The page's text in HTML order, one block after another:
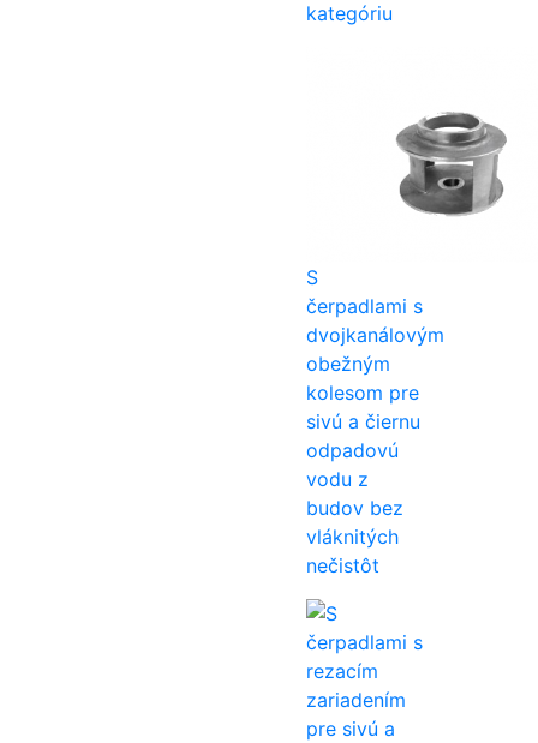
kategóriu
S
čerpadlami s
dvojkanálovým
obežným
kolesom pre
sivú a čiernu
odpadovú
vodu z
budov bez
vláknitých
nečistôt